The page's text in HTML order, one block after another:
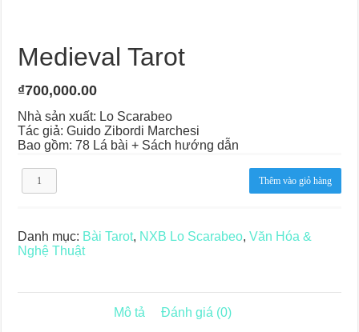
Medieval Tarot
₫700,000.00
Nhà sản xuất: Lo Scarabeo
Tác giả: Guido Zibordi Marchesi
Bao gồm: 78 Lá bài + Sách hướng dẫn
Medieval
Tarot
Thêm vào giỏ hàng
Danh mục: Bài Tarot, NXB Lo Scarabeo,Văn Hóa &
Nghệ Thuật
Mô tả Đánh giá (0)